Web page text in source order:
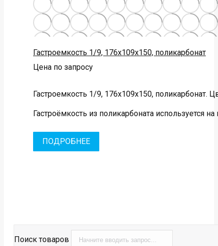
Гастроемкость 1/9, 176х109х150, поликарбонат
Цена по запросу
Гастроемкость 1/9, 176х109х150, поликарбонат.
Гастроёмкость из поликарбоната используется
ПОДРОБНЕЕ
Поиск товаров